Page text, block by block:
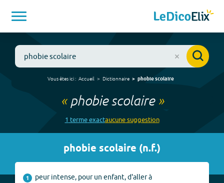
Vous êtes ici : Accueil Dictionnaire phobie scolaire
« phobie scolaire»
1 termeexactaucunesuggestion
phobie scolaire (n.f.)
1
peur intense, pour un enfant, d'aller à